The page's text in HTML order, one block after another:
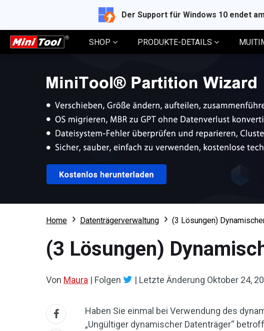
Der Support für Windows 10 endet am
SHOP PRODUKTE-DETAILS
Home Datenträgerverwaltung (3 Lösungen)
(3 Lösungen)
Von Maura | Folgen | Letzte Änderung Oktober 24,
Haben Sie einmal bei Verwendung des
„Ungültiger dynamischer Datenträger“